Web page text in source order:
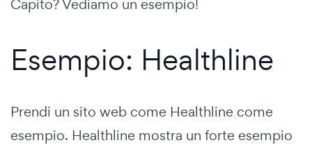
Capito? Vediamo un esempio!
Esempio: Healthline
Prendi un sito web come Healthline come
esempio. Healthline mostra un forte esempio